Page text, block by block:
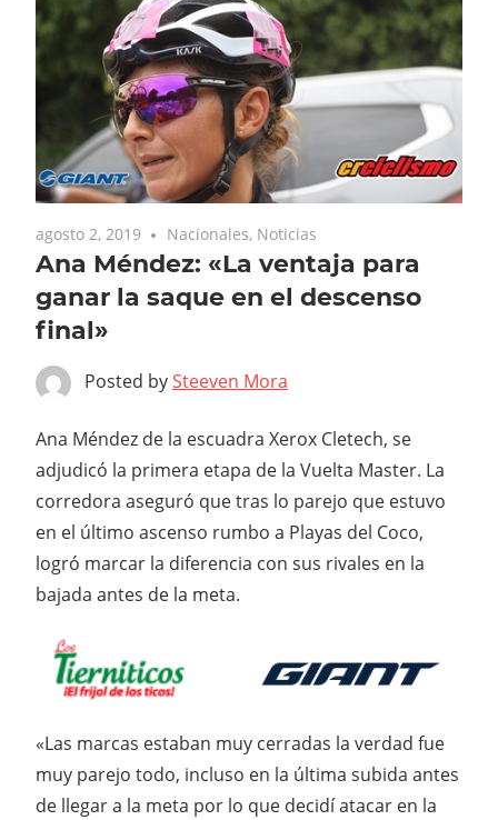
agosto 2, 2019 Nacionales, Noticias
Ana Méndez: «La ventaja para
ganar la saque en el descenso
final»
Posted bySteeven Mora
Ana Méndez de la escuadra Xerox Cletech, se
adjudicó la primera etapa de la Vuelta Master. La
corredora aseguró que tras lo parejo que estuvo
en el último ascenso rumbo a Playas del Coco,
logró marcar la diferencia con sus rivales en la
bajada antes de la meta.
«Las marcas estaban muy cerradas la verdad fue
muy parejo todo, incluso en la última subida antes
de llegar a la meta por lo que decidí atacar en la